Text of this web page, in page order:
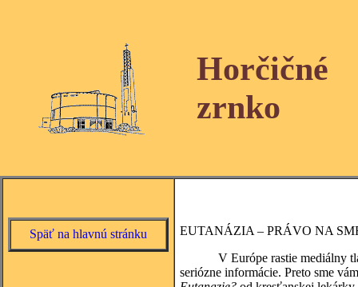
Horčičné
zrnko
Späť na hlavnú stránku
EUTANÁZIA – PRÁVO NA
V Európe rastie mediálny tlak,
seriózne informácie. Preto sme